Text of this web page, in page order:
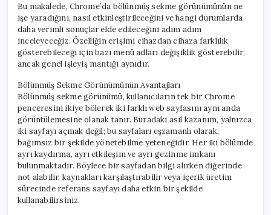
Bu makalede, Chrome’da bölünmüş sekme görünümünün ne
işe yaradığını, nasıl etkinleştirileceğini ve hangi durumlarda
daha verimli sonuçlar elde edileceğini adım adım
inceleyeceğiz. Özelliğin erişimi cihazdan cihaza farklılık
gösterebileceği için bazı menü adları değişiklik gösterebilir;
ancak genel işleyiş mantığı aynıdır.
Bölünmüş Sekme Görünümünün Avantajları
Bölünmüş sekme görünümü, kullanıcıların tek bir Chrome
penceresini ikiye bölerek iki farklı web sayfasını aynı anda
görüntülemesine olanak tanır. Buradaki asıl kazanım, yalnızca
iki sayfayı açmak değil; bu sayfaları eşzamanlı olarak,
bağımsız bir şekilde yönetebilme yeteneğidir. Her iki bölümde
ayrı kaydırma, ayrı etkileşim ve ayrı gezinme imkanı
bulunmaktadır. Böylece bir sayfadan bilgi alırken diğerinde
not alabilir, kaynakları karşılaştırabilir veya içerik üretim
sürecinde referans sayfayı daha etkin bir şekilde
kullanabilirsiniz.